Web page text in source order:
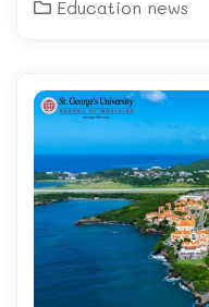
Education news